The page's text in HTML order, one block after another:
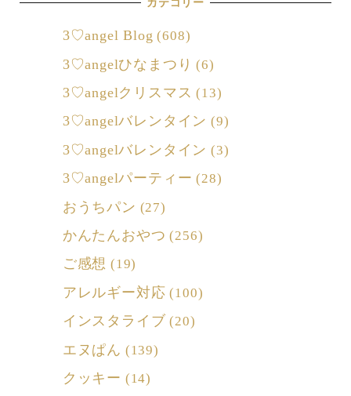
カテゴリー
3♡angel Blog (608)
3♡angelひなまつり (6)
3♡angelクリスマス (13)
3♡angelバレンタイン (9)
3♡angelバレンタイン (3)
3♡angelパーティー (28)
おうちパン (27)
かんたんおやつ (256)
ご感想 (19)
アレルギー対応 (100)
インスタライブ (20)
エヌぱん (139)
クッキー (14)